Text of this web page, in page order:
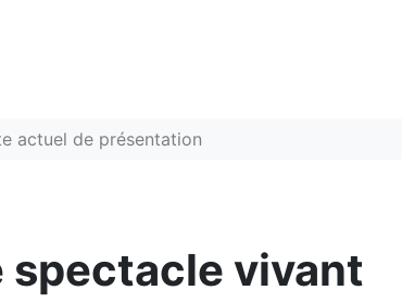
actuel de présentation
spectacle vivant